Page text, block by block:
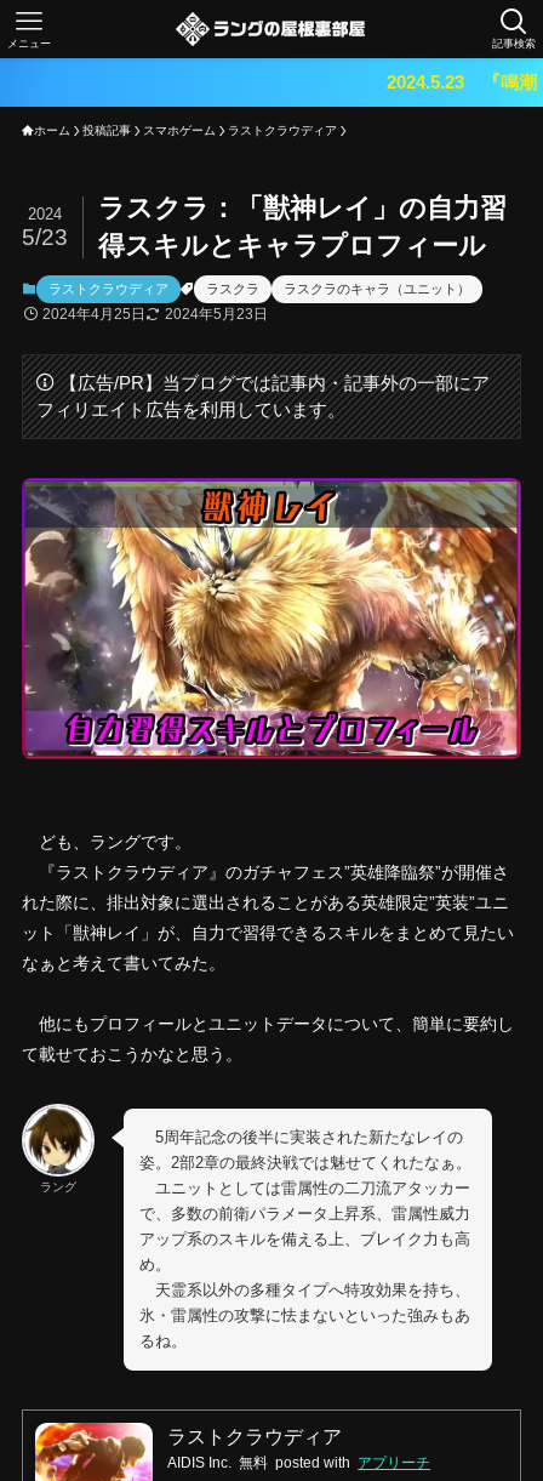
記事検索
メニュー
2024.5.23 『鳴潮（メイチョウ）』期
ホーム 投稿記事 スマホゲーム ラストクラウディア
ラスクラ：「獣神レイ」の自力習
得スキルとキャラプロフィール
2024
5/23
ラストクラウディア ラスクラ ラスクラのキャラ（ユニット）
2024年4月25日 2024年5月23日
【広告/PR】当ブログでは記事内・記事外の一部にア
フィリエイト広告を利用しています。
ども、ラングです。
『ラストクラウディア』のガチャフェス”英雄降臨祭”が開催さ
れた際に、排出対象に選出されることがある英雄限定”英装”ユニ
ット「獣神レイ」が、自力で習得できるスキルをまとめて見たい
なぁと考えて書いてみた。
他にもプロフィールとユニットデータについて、簡単に要約し
て載せておこうかなと思う。
ラング
5周年記念の後半に実装された新たなレイの
姿。2部2章の最終決戦では魅せてくれたなぁ。
ユニットとしては雷属性の二刀流アタッカー
で、多数の前衛パラメータ上昇系、雷属性威力
アップ系のスキルを備える上、ブレイク力も高
め。
天霊系以外の多種タイプへ特攻効果を持ち、
氷・雷属性の攻撃に怯まないといった強みもあ
るね。
ラストクラウディア
AIDIS Inc. 無料 posted with アプリーチ